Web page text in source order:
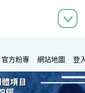
官方粉專 網站地圖 登